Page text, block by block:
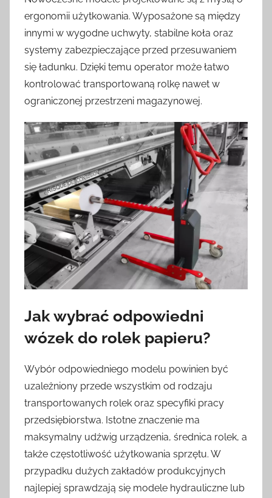
ergonomii użytkowania. Wyposażone są między
innymi w wygodne uchwyty, stabilne koła oraz
systemy zabezpieczające przed przesuwaniem
się ładunku. Dzięki temu operator może łatwo
kontrolować transportowaną rolkę nawet w
ograniczonej przestrzeni magazynowej.
Jak wybrać odpowiedni
wózek do rolek papieru?
Wybór odpowiedniego modelu powinien być
uzależniony przede wszystkim od rodzaju
transportowanych rolek oraz specyfiki pracy
przedsiębiorstwa. Istotne znaczenie ma
maksymalny udźwig urządzenia, średnica rolek, a
także częstotliwość użytkowania sprzętu. W
przypadku dużych zakładów produkcyjnych
najlepiej sprawdzają się modele hydrauliczne lub